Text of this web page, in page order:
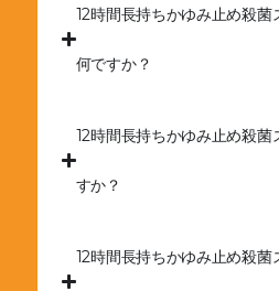
12時間長持ちかゆみ止め殺
何ですか？
12時間長持ちかゆみ止め殺
すか？
12時間長持ちかゆみ止め殺